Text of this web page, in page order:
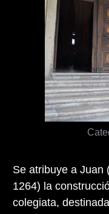
Se atribuye a Juan
1264) la
colegiata,